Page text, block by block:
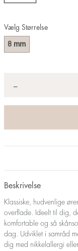
Vælg Størrelse
8 mm
−
Beskrivelse
Klassiske, hudvenlige
overflade. Ideelt til dig,
komfortable og så
dag. Udviklet i samråd
dig med nikkelallergi